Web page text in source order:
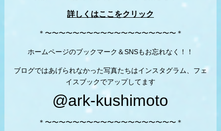
詳しくはここをクリック
＊〜〜〜〜〜〜〜〜〜〜〜〜〜〜〜〜〜〜〜＊
ホームページのブックマーク＆SNSもお忘れなく！！
ブログではあげられなかった写真たちはインスタグラム、フェ
イスブックでアップしてます
@ark-kushimoto
＊〜〜〜〜〜〜〜〜〜〜〜〜〜〜〜〜〜〜〜＊